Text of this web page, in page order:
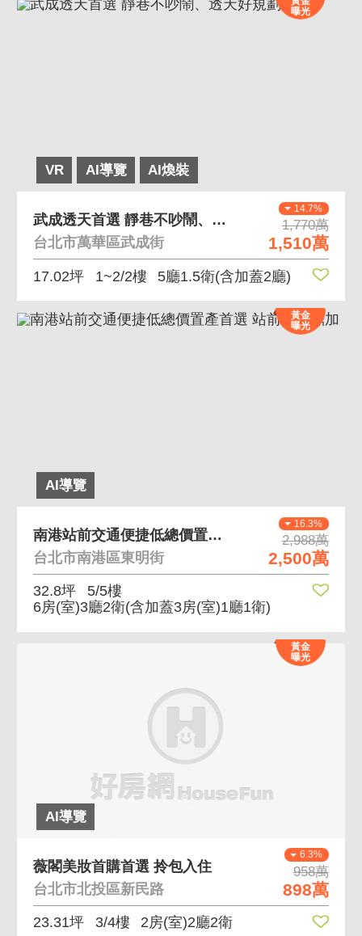
VR AI導覽 AI煥裝
曝光
14.7%
1,770萬
1,510萬
武成透天首選 靜巷不吵鬧、透天好規劃
台北市萬華區武成街
17.02坪 1~2/2樓 5廳1.5衛(含加蓋2廳)
AI導覽
黃金
曝光
16.3%
2,988萬
2,500萬
南港站前交通便捷低總價置產首選 站前稀有鼎加
台北市南港區東明街
32.8坪
5/5樓
6房(室)3廳2衛(含加蓋3房(室)1廳1衛)
AI導覽
黃金
曝光
6.3%
958萬
898萬
薇閣美妝首購首選 拎包入住
台北市北投區新民路
23.31坪 3/4樓 2房(室)2廳2衛